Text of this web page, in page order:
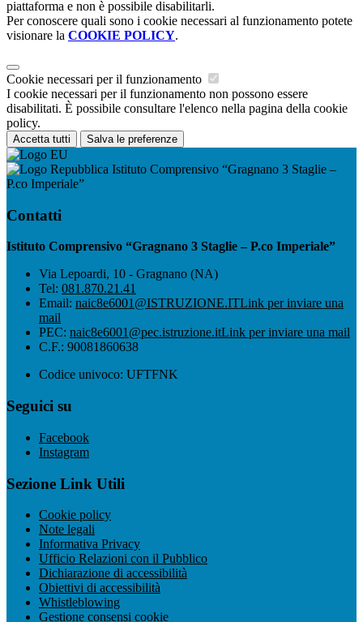
piattaforma e non è possibile disabilitarli.
Per conoscere quali sono i cookie necessari al funzionamento potete
visionare la COOKIE POLICY.
Cookie necessari per il funzionamento
I cookie necessari per il funzionamento non possono essere
disabilitati. È possibile consultare l'elenco nella pagina della cookie
policy.
Accetta tutti Salva le preferenze
Istituto Comprensivo “Gragnano 3 Staglie –
P.co Imperiale”
Contatti
Istituto Comprensivo “Gragnano 3 Staglie – P.co Imperiale”
Via Lepoardi, 10 - Gragnano (NA)
Tel: 081.870.21.41
Email: naic8e6001@ISTRUZIONE.ITLink per inviare una
mail
PEC: naic8e6001@pec.istruzione.itLink per inviare una mail
C.F.: 90081860638
Codice univoco: UFTFNK
Seguici su
Facebook
Instagram
Sezione Link Utili
Cookie policy
Note legali
Informativa Privacy
Ufficio Relazioni con il Pubblico
Dichiarazione di accessibilità
Obiettivi di accessibilità
Whistleblowing
Gestione consensi cookie